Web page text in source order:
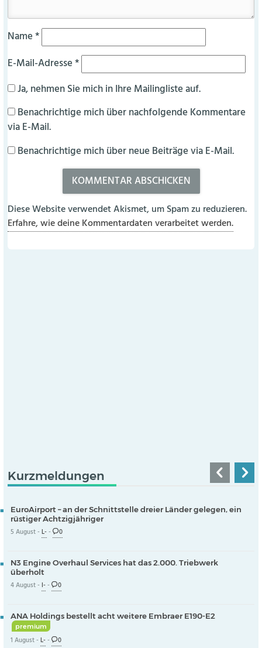
Name*
E-Mail-Adresse*
Ja, nehmen Sie mich in Ihre Mailingliste auf.
Benachrichtige mich über nachfolgende Kommentare
via E-Mail.
Benachrichtige mich über neue Beiträge via E-Mail.
Diese Website verwendet Akismet, um Spam zu reduzieren.
Erfahre, wie deine Kommentardaten verarbeitet werden.
Kurzmeldungen
EuroAirport – an der Schnittstelle dreier Länder gelegen, ein
rüstiger Achtzigjähriger
5 August -L-- 0
N3 Engine Overhaul Services hat das 2.000. Triebwerk
überholt
4 August - I-- 0
ANA Holdings bestellt acht weitere Embraer E190-E2
premium
1 August -L-- 0